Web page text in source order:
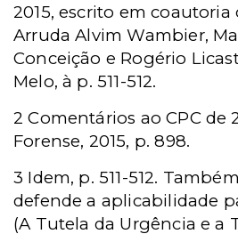
2015, escrito em coautoria
Arruda Alvim Wambier,
Conceição e Rogério
Melo, à p. 511-512.
2 Comentários ao CPC de
Forense, 2015, p. 898.
3 Idem, p. 511-512.
defende a aplicabilidade
(A Tutela da Urgência e a